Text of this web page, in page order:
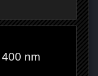
400 nm